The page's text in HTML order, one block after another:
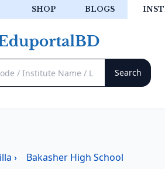
SHOP BLOGS
› Bakasher High School